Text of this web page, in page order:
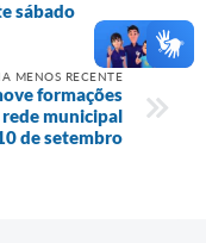
sábado
MENOS RECENTE
formações
municipal
de setembro